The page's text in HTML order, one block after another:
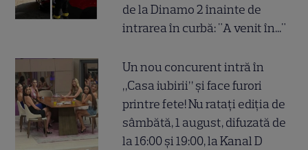
de la Dinamo 2 înainte de
intrarea în curbă: "A venit în..."
Un nou concurent intră în
„Casa iubirii” și face furori
printre fete! Nu ratați ediția de
sâmbătă, 1 august, difuzată de
la 16:00 și 19:00, la Kanal D